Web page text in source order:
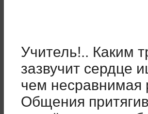
Учитель!.. Каким
зазвучит сердце
чем несравнимая
Общения